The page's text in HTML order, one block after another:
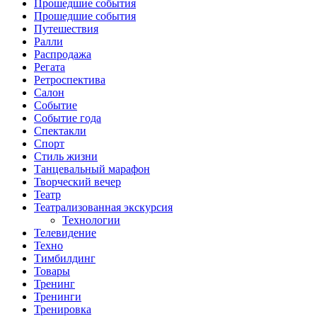
Прошедшие события
Прошедшие события
Путешествия
Ралли
Распродажа
Регата
Ретроспектива
Салон
Событие
Событие года
Спектакли
Спорт
Стиль жизни
Танцевальный марафон
Творческий вечер
Театр
Театрализованная экскурсия
Технологии
Телевидение
Техно
Тимбилдинг
Товары
Тренинг
Тренинги
Тренировка